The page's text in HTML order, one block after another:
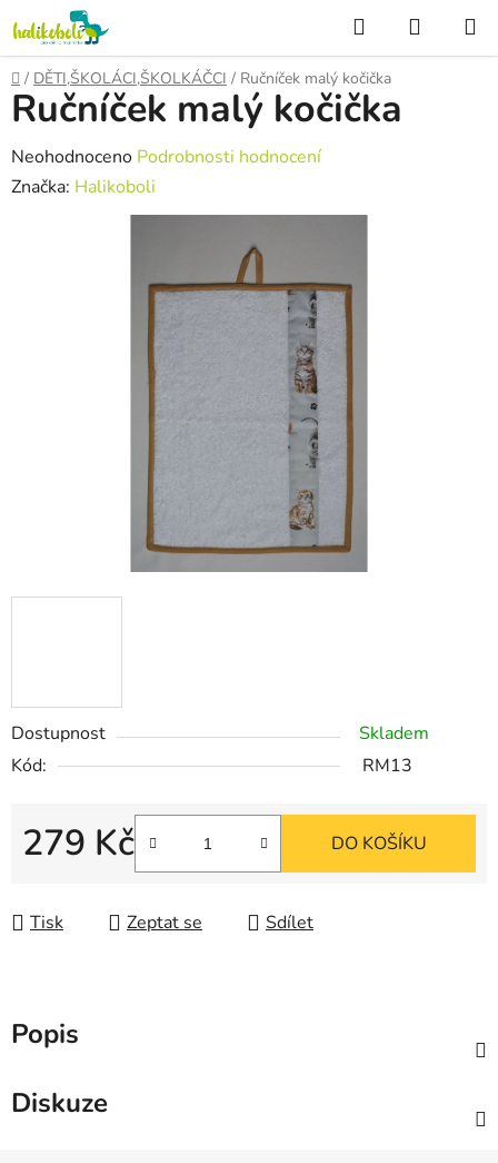
na
obsah
Hledat
KOŠÍK
Domů
/ DĚTI,ŠKOLÁCI,ŠKOLKÁČCI / Ručníček malý kočička
Dostupnost
Skladem
Kód:
RM13
279 Kč DO KOŠÍKU
Tisk Zeptat se Sdílet
Ručníček malý kočička
Průměrné
hodnocení
Neohodnoceno Podrobnosti hodnocení
Značka: Halikoboli
Popis
Diskuze